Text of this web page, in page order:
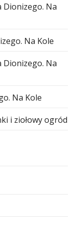
Dionizego. Na
Na Kole
Dionizego. Na
Na Kole
i ziołowy ogród